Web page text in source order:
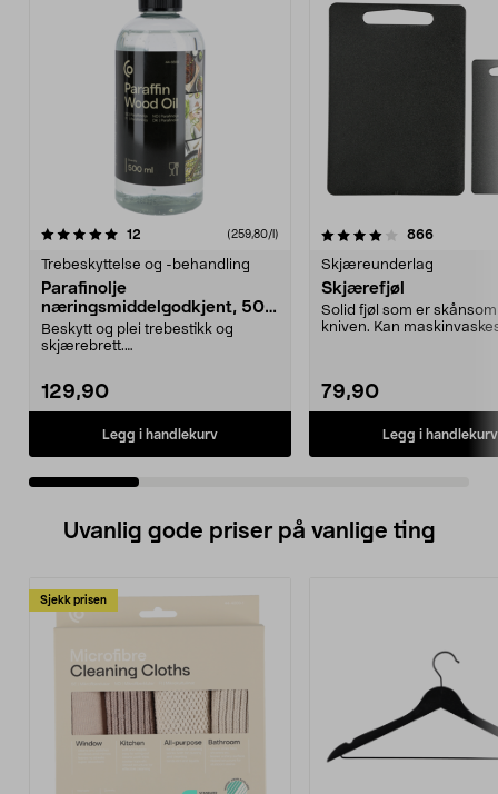
12 (259,80/l)
Trebeskyttelse og -behandling
Parafinolje
næringsmiddelgodkjent, 500
ml
Beskytt og plei trebestikk og
skjærebrett.
129,90
Legg i handlekurv
4.0 av 5 stjerner 866
Skjæreunderlag
Skjærefjøl
Solid fjøl som er
kniven. Kan
79,90
Legg i handlekurv
4.0 av 5 stjerner
Uvanlig gode priser på vanlige ting
Sjekk prisen